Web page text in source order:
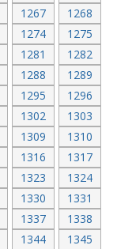
1267
1268
1274
1275
1281
1282
1288
1289
1295
1296
1302
1303
1309
1310
1316
1317
1323
1324
1330
1331
1337
1338
1344
1345